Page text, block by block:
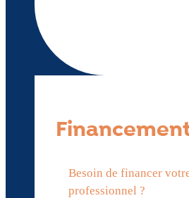
Besoin de financer
professionnel ?